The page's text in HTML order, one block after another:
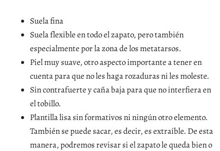
Suela fina
Suela flexible en todo el zapato, pero también
especialmente por la zona de los metatarsos.
Piel muy suave, otro aspecto importante a tener en
cuenta para que no les haga rozaduras ni les moleste.
Sin contrafuerte y caña baja para que no interfiera en
el tobillo.
Plantilla lisa sin formativos ni ningún otro elemento.
También se puede sacar, es decir, es extraíble. De esta
manera, podremos revisar si el zapato le queda bien o